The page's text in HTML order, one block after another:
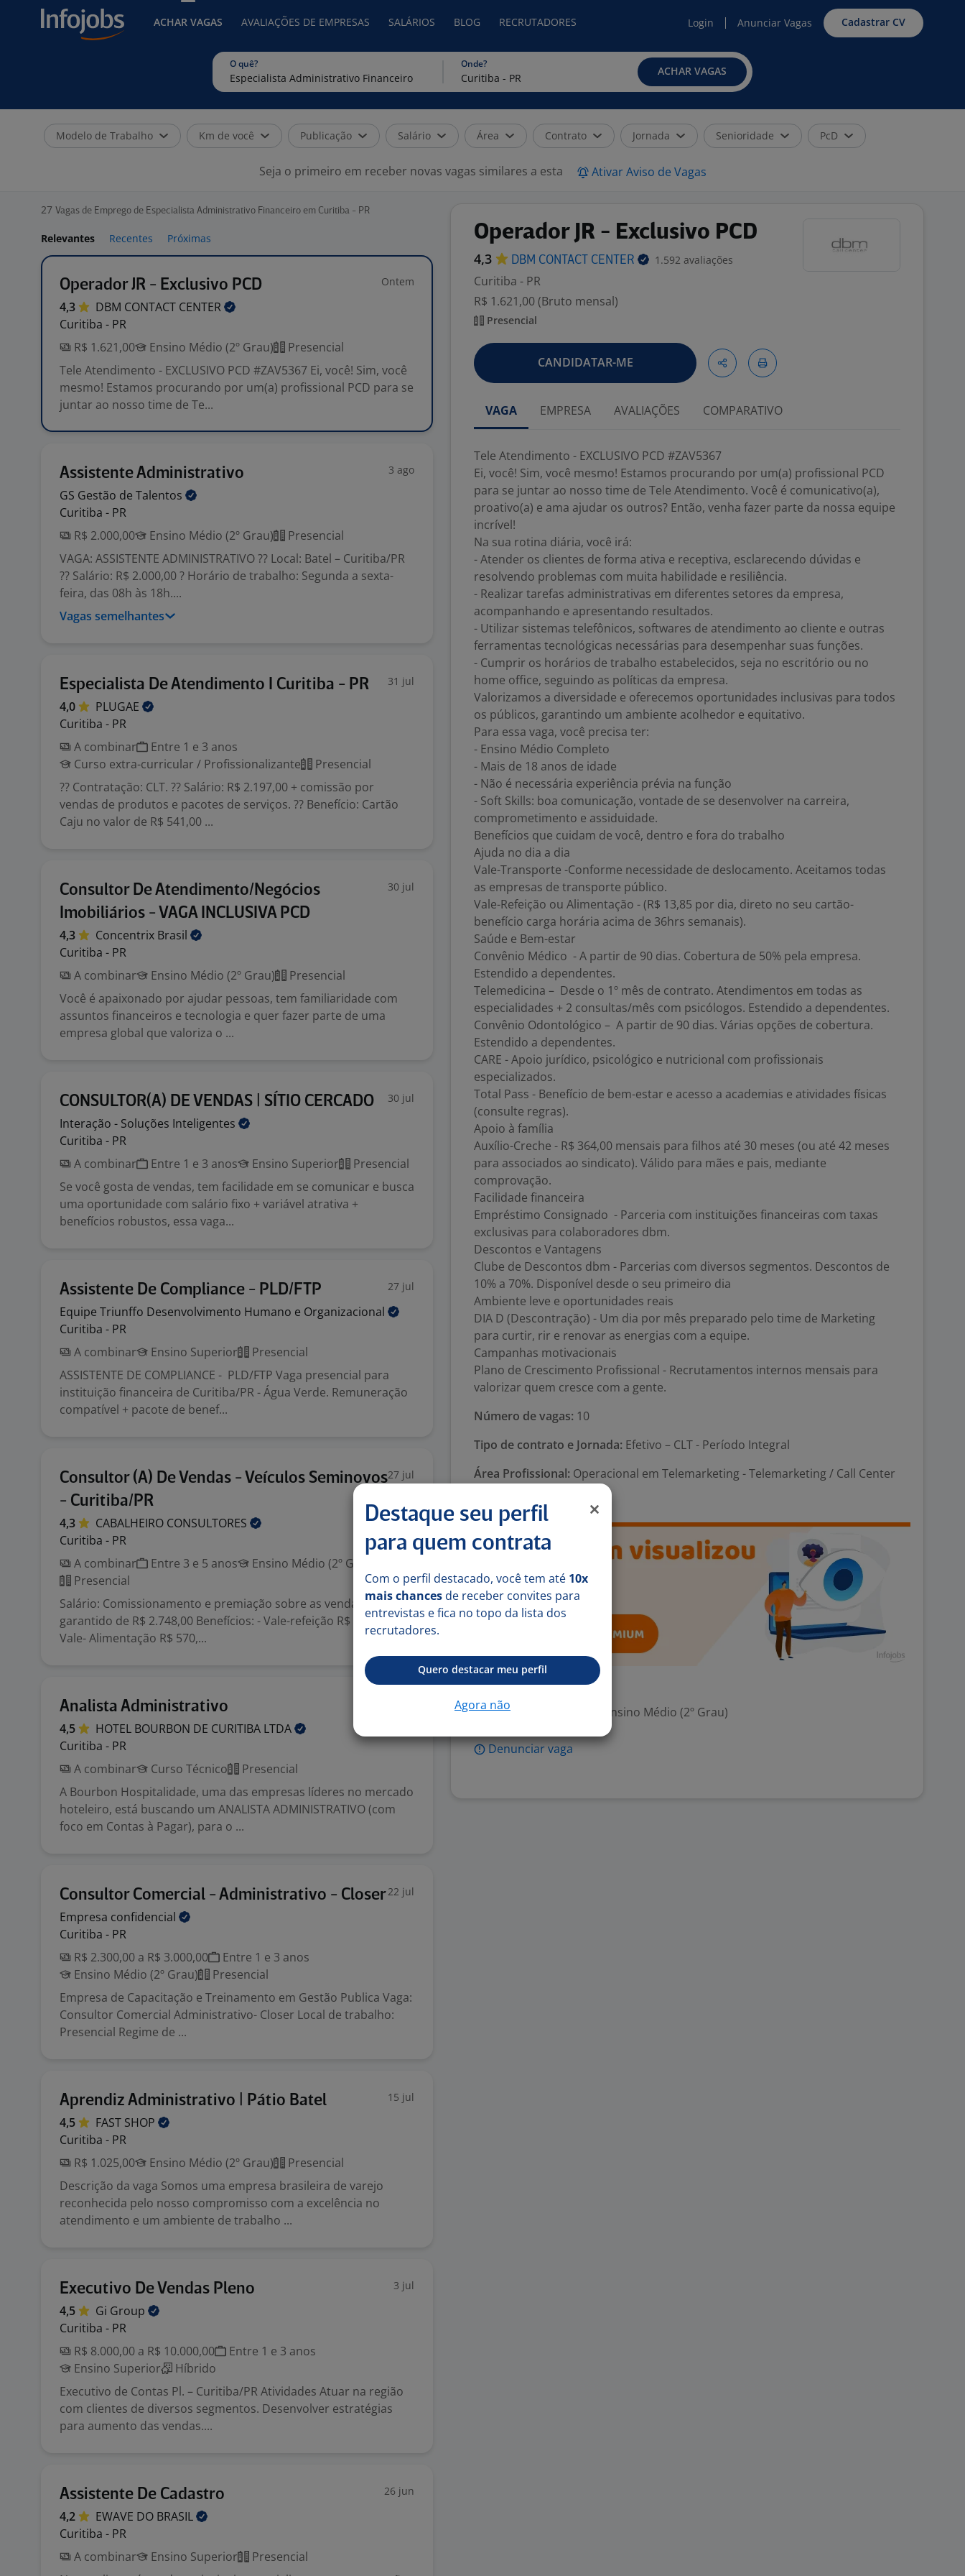
ACHAR VAGAS AVALIAÇÕES DE EMPRESAS SALÁRIOS BLOG RECRUTADORES Login Anunciar Vagas Cadastrar CV
O quê? Onde?
ACHAR VAGAS
Modelo de Trabalho Km de você Publicação Salário Área Contrato Jornada Senioridade PcD
Seja o primeiro em receber novas vagas similares a esta Ativar Aviso de Vagas
27 Vagas de Emprego de Especialista Administrativo Financeiro em Curitiba - PR
Relevantes Recentes Próximas
Operador JR - Exclusivo PCD Ontem
4,3 DBM CONTACT CENTER
Curitiba - PR
R$ 1.621,00
Ensino Médio (2º Grau)
Presencial
Tele Atendimento - EXCLUSIVO PCD #ZAV5367 Ei, você! Sim, você
mesmo! Estamos procurando por um(a) profissional PCD para se
juntar ao nosso time de Te...
Assistente Administrativo 3 ago
GS Gestão de Talentos
Curitiba - PR
R$ 2.000,00
Ensino Médio (2º Grau)
Presencial
VAGA: ASSISTENTE ADMINISTRATIVO ?? Local: Batel – Curitiba/PR
?? Salário: R$ 2.000,00 ? Horário de trabalho: Segunda a sexta-
feira, das 08h às 18h....
Vagas semelhantes
Especialista De Atendimento I Curitiba - PR 31 jul
4,0
PLUGAE
Curitiba - PR
A combinar
Entre 1 e 3 anos
Curso extra-curricular / Profissionalizante
Presencial
?? Contratação: CLT. ?? Salário: R$ 2.197,00 + comissão por
vendas de produtos e pacotes de serviços. ?? Benefício: Cartão
Caju no valor de R$ 541,00 ...
Consultor De Atendimento/Negócios
Imobiliários - VAGA INCLUSIVA PCD
30 jul
4,3 Concentrix Brasil
Curitiba - PR
A combinar
Ensino Médio (2º Grau)
Presencial
Você é apaixonado por ajudar pessoas, tem familiaridade com
assuntos financeiros e tecnologia e quer fazer parte de uma
empresa global que valoriza o ...
CONSULTOR(A) DE VENDAS | SÍTIO CERCADO 30 jul
Interação - Soluções Inteligentes
Curitiba - PR
A combinar
Entre 1 e 3 anos Ensino Superior
Presencial
Se você gosta de vendas, tem facilidade em se comunicar e busca
uma oportunidade com salário fixo + variável atrativa +
benefícios robustos, essa vaga...
Assistente De Compliance - PLD/FTP 27 jul
Equipe Triunffo Desenvolvimento Humano e Organizacional
Curitiba - PR
A combinar
Ensino Superior
Presencial
ASSISTENTE DE COMPLIANCE - PLD/FTP Vaga presencial para
instituição financeira de Curitiba/PR - Água Verde. Remuneração
compatível + pacote de benef...
Consultor (A) De Vendas - Veículos Seminovos
- Curitiba/PR
27 jul
4,3 CABALHEIRO CONSULTORES
Curitiba - PR
A combinar
Entre 3 e 5 anos
Ensino Médio (2º Grau)
Presencial
Salário: Comissionamento e premiação sobre as vendas, mínimo
garantido de R$ 2.748,00 Benefícios: - Vale-refeição R$ 31,00 -
Vale- Alimentação R$ 570,...
Analista Administrativo
4,5 HOTEL BOURBON DE CURITIBA LTDA
Curitiba - PR
A combinar
Curso Técnico
Presencial
A Bourbon Hospitalidade, uma das empresas líderes no mercado
hoteleiro, está buscando um ANALISTA ADMINISTRATIVO (com
foco em Contas à Pagar), para o ...
Consultor Comercial - Administrativo - Closer22 jul
Empresa confidencial
Curitiba - PR
R$ 2.300,00 a R$ 3.000,00
Entre 1 e 3 anos
Ensino Médio (2º Grau)
Presencial
Empresa de Capacitação e Treinamento em Gestão Publica Vaga:
Consultor Comercial Administrativo- Closer Local de trabalho:
Presencial Regime de ...
Aprendiz Administrativo | Pátio Batel 15 jul
4,5 FAST SHOP
Curitiba - PR
R$ 1.025,00
Ensino Médio (2º Grau)
Presencial
Descrição da vaga Somos uma empresa brasileira de varejo
reconhecida pelo nosso compromisso com a excelência no
atendimento e um ambiente de trabalho ...
Executivo De Vendas Pleno 3 jul
4,5 Gi Group
Curitiba - PR
R$ 8.000,00 a R$ 10.000,00
Entre 1 e 3 anos
Ensino Superior
Híbrido
Executivo de Contas Pl. – Curitiba/PR Atividades Atuar na região
com clientes de diversos segmentos. Desenvolver estratégias
para aumento das vendas....
Assistente De Cadastro 26 jun
4,2 EWAVE DO BRASIL
Curitiba - PR
A combinar
Ensino Superior
Presencial
Operador JR - Exclusivo PCD
4,3 DBM CONTACT CENTER 1.592 avaliações
Curitiba - PR
R$ 1.621,00 (Bruto mensal)
Presencial
CANDIDATAR-ME
VAGA EMPRESA AVALIAÇÕES COMPARATIVO
Tele Atendimento - EXCLUSIVO PCD #ZAV5367
Ei, você! Sim, você mesmo! Estamos procurando por um(a) profissional PCD
para se juntar ao nosso time de Tele Atendimento. Você é comunicativo(a),
proativo(a) e ama ajudar os outros? Então, venha fazer parte da nossa equipe
incrível!
Na sua rotina diária, você irá:
- Atender os clientes de forma ativa e receptiva, esclarecendo dúvidas e
resolvendo problemas com muita habilidade e resiliência.
- Realizar tarefas administrativas em diferentes setores da empresa,
acompanhando e apresentando resultados.
- Utilizar sistemas telefônicos, softwares de atendimento ao cliente e outras
ferramentas tecnológicas necessárias para desempenhar suas funções.
- Cumprir os horários de trabalho estabelecidos, seja no escritório ou no
home office, seguindo as políticas da empresa.
Valorizamos a diversidade e oferecemos oportunidades inclusivas para todos
os públicos, garantindo um ambiente acolhedor e equitativo.
Para essa vaga, você precisa ter:
- Ensino Médio Completo
- Mais de 18 anos de idade
- Não é necessária experiência prévia na função
- Soft Skills: boa comunicação, vontade de se desenvolver na carreira,
comprometimento e assiduidade.
Benefícios que cuidam de você, dentro e fora do trabalho
Ajuda no dia a dia
Vale-Transporte -Conforme necessidade de deslocamento. Aceitamos todas
as empresas de transporte público.
Vale-Refeição ou Alimentação - (R$ 13,85 por dia, direto no seu cartão-
benefício carga horária acima de 36hrs semanais).
Saúde e Bem-estar
Convênio Médico - A partir de 90 dias. Cobertura de 50% pela empresa.
Estendido a dependentes.
Telemedicina – Desde o 1º mês de contrato. Atendimentos em todas as
especialidades + 2 consultas/mês com psicólogos. Estendido a dependentes.
Convênio Odontológico – A partir de 90 dias. Várias opções de cobertura.
Estendido a dependentes.
CARE - Apoio jurídico, psicológico e nutricional com profissionais
especializados.
Total Pass - Benefício de bem-estar e acesso a academias e atividades físicas
(consulte regras).
Apoio à família
Auxílio-Creche - R$ 364,00 mensais para filhos até 30 meses (ou até 42 meses
para associados ao sindicato). Válido para mães e pais, mediante
comprovação.
Facilidade financeira
Empréstimo Consignado - Parceria com instituições financeiras com taxas
exclusivas para colaboradores dbm.
Descontos e Vantagens
Clube de Descontos dbm - Parcerias com diversos segmentos. Descontos de
10% a 70%. Disponível desde o seu primeiro dia
Ambiente leve e oportunidades reais
DIA D (Descontração) - Um dia por mês preparado pelo time de Marketing
para curtir, rir e renovar as energias com a equipe.
Campanhas motivacionais
Plano de Crescimento Profissional - Recrutamentos internos mensais para
valorizar quem cresce com a gente.
Número de vagas: 10
Tipo de contrato e Jornada: Efetivo – CLT - Período Integral
Área Profissional: Operacional em Telemarketing - Telemarketing / Call Center
Exigências
Escolaridade Mínima: Ensino Médio (2º Grau)
Denunciar vaga
Destaque seu perfil
para quem contrata
Com o perfil destacado, você tem até 10x
mais chances de receber convites para
entrevistas e fica no topo da lista dos
recrutadores.
Quero destacar meu perfil
Agora não